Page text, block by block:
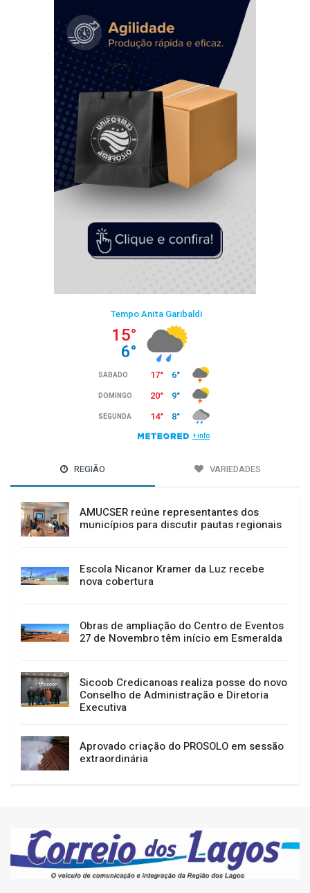
REGIÃO VARIEDADES
AMUCSER reúne representantes dos
municípios para discutir pautas regionais
Escola Nicanor Kramer da Luz recebe
nova cobertura
Obras de ampliação do Centro de Eventos
27 de Novembro têm início em Esmeralda
Sicoob Credicanoas realiza posse do novo
Conselho de Administração e Diretoria
Executiva
Aprovado criação do PROSOLO em sessão
extraordinária